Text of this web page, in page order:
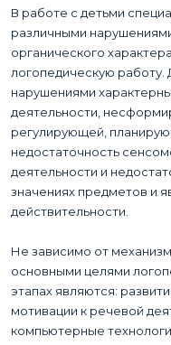
СТРАХОВЫЕ
Документы об
Лицензия
Детский лечебный
Психологическая
Формирование
деятельности
Диагностика
Стабилоплатформа
упражнениями
Метод мозжечковой
Видео
Статьи
Цены на услуги
Вакансии
Контакты
В работе с детьми
различными
органического
логопедическую работу.
нарушениями
деятельности,
регулирующей,
недостаточность
деятельности и
значениях предметов и
действительности.
Не зависимо от
основными целями
этапах являются:
мотивации к речевой
компьютерные